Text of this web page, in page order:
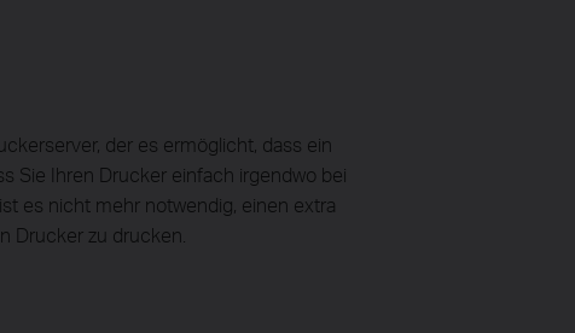
der es ermöglicht, dass ein
Sie Ihren Drucker einfach irgendwo bei
es nicht mehr notwendig, einen extra
Drucker zu drucken.